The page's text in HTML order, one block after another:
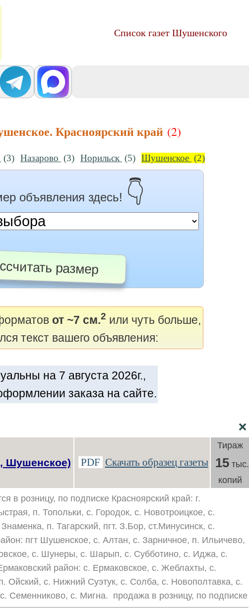
Список газет Шушенского
Красноярский край (2)
(3) Назарово (3) Норильск (5) Шушенское (2)
объявления здесь! 👇
размер
от ~7 см.2 или чуть больше,
текст вашего объявления:
на 7 августа 2026г.,
заказа на сайте.
❌
Шушенское) PDF Скачать образец газеты
Тираж
15тыс.
копий
в розницу, по подписке Красноярский край: г.
п. Топольки, с. Городок, с. Новотроицкое, с.
п. Тагарский, пгт. З.Бор, ст.Минусинск, с.
пгт Шушенское, с. Алтан, с. Зарничное, п. Ильичево,
с. Шунеры, с. Шарып, с. Субботино, с. Иджа, с.
район: с. Ермаковское, с. Жеблахты, с.
Ойский, с. Нижний Суэтук, с. Солба, с. Новополтавка, с.
Семенниково, с. Мигна. продажа в розницу, по подписке